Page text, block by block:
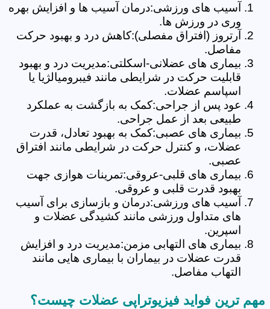
آسیب های ورزشی:درمان آسیب ها و افزایش بهره
وری در ورزش ها.
آرتروز (افتراق مفصلی):کاهش درد و بهبود حرکت
مفاصل.
بیماری های عضلانی-اسکلتی:مدیریت درد و بهبود
قابلیت حرکت در شرایطی مانند فیبرومیالژیا یا
اسپاسم عضلات.
عود پس از جراحی:کمک به بازگشت به عملکرد
طبیعی بعد از عمل جراحی.
بیماری های عصبی:کمک به بهبود تعادل، قدرت
عضلات، و کنترل حرکت در شرایطی مانند افتراق
عصبی.
بیماری های قلبی-عروقی:تمرینات هوازی جهت
بهبود قدرت قلبی و عروقی.
آسیب های ورزشی:درمان و بازسازی برای آسیب
های متداول ورزشی مانند کشیدگی عضلات و
اسپرین.
بیماری های التهابی مزمن:مدیریت درد و افزایش
قدرت عضلات در بیماران با بیماری هایی مانند
التهاب مفاصل.
مهم ترین فواید فیزیوتراپی عضلات چیست؟